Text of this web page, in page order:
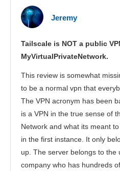
Layanan
Jeremy
Tailscale is NOT a public
MyVirtualPrivateNetwork.
This review is somewhat
to be a normal vpn that
The VPN acronym has been
is a VPN in the true sense of
Network and what its meant
in the first instance. It only
up. The server belongs to the
company who has hundreds